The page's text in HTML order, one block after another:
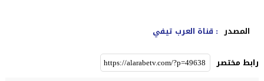
المصدر : قناة العرب تيفي
رابط مختصر